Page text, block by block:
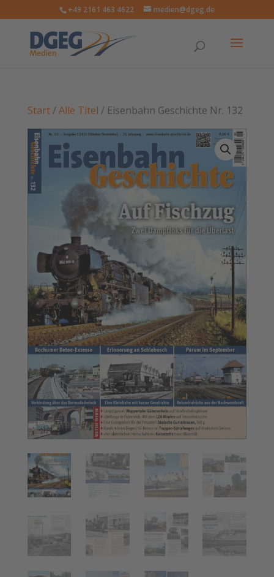
+49 2161 463 4622 medien@dgeg.de
Start/Alle Titel / Eisenbahn Geschichte Nr. 132